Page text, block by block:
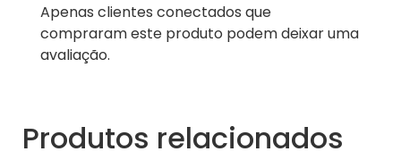
Apenas clientes conectados que
compraram este produto podem deixar uma
avaliação.
Produtos relacionados